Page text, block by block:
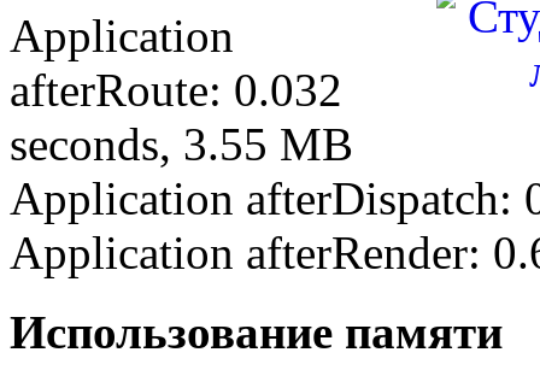
Application
afterRoute: 0.032
seconds, 3.55 MB
Application afterDispatch:
Application afterRender:
Использование памяти